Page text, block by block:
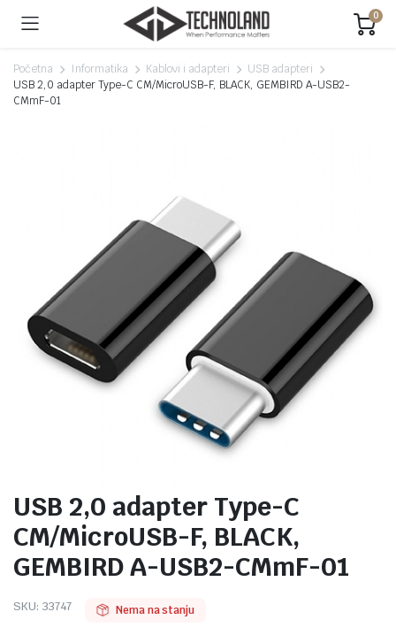
0
Početna Informatika Kablovi i adapteri
USB adapteri
USB 2,0 adapter Type-C CM/MicroUSB-F, BLACK, GEMBIRD A-USB2-
CMmF-01
USB 2,0 adapter Type-C
CM/MicroUSB-F, BLACK,
GEMBIRD A-USB2-CMmF-01
SKU: 33747 Nema na stanju